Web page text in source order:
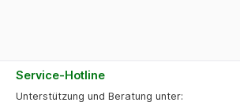
Service-Hotline
Unterstützung und Beratung unter: